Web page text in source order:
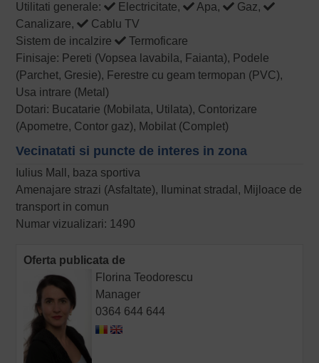
Utilitati generale: Electricitate, Apa,
Gaz,
Canalizare,
Cablu TV
Sistem de incalzire
Termoficare
Finisaje: Pereti (Vopsea lavabila, Faianta), Podele
(Parchet, Gresie), Ferestre cu geam termopan (PVC),
Usa intrare (Metal)
Dotari: Bucatarie (Mobilata, Utilata), Contorizare
(Apometre, Contor gaz), Mobilat (Complet)
Vecinatati si puncte de interes in zona
Iulius Mall, baza sportiva
Amenajare strazi (Asfaltate), Iluminat stradal, Mijloace de
transport in comun
Numar vizualizari: 1490
Oferta publicata de
Florina Teodorescu
Manager
0364 644 644